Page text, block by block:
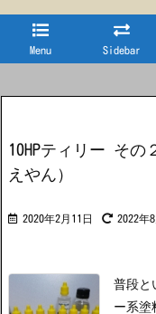
Menu Sidebar
10HPティリー その
えやん）
2020年2月11日 2022年
普段と
ー系塗